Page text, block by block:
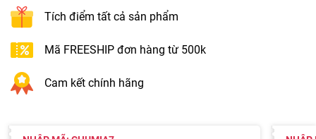
Tích điểm tất cả sản phẩm
Mã FREESHIP đơn hàng từ 500k
Cam kết chính hãng